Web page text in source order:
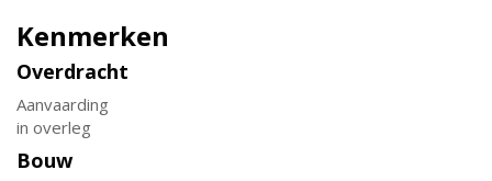
Kenmerken
Overdracht
Aanvaarding
in overleg
Bouw